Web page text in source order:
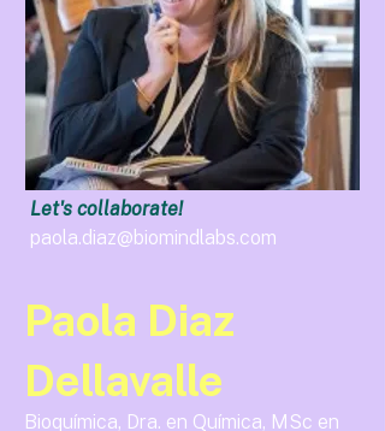
Let's collaborate!
paola.diaz@biomindlabs.com
Paola Diaz
Dellavalle
Bioquímica, Dra. en Química, MSc en